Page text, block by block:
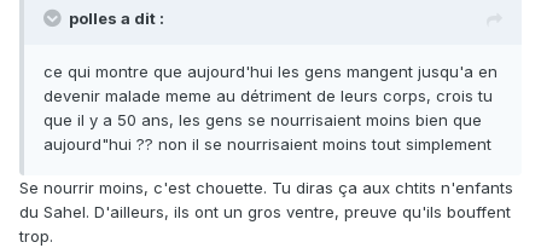
polles a dit :
ce qui montre que aujourd'hui les gens mangent jusqu'a en
devenir malade meme au détriment de leurs corps, crois tu
que il y a 50 ans, les gens se nourrisaient moins bien que
aujourd"hui ?? non il se nourrisaient moins tout simplement
Se nourrir moins, c'est chouette. Tu diras ça aux chtits n'enfants
du Sahel. D'ailleurs, ils ont un gros ventre, preuve qu'ils bouffent
trop.